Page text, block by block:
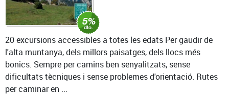
20 excursions accessibles a totes les edats Per gaudir de
l'alta muntanya, dels millors paisatges, dels llocs més
bonics. Sempre per camins ben senyalitzats, sense
dificultats tècniques i sense problemes d'orientació. Rutes
per caminar en ...